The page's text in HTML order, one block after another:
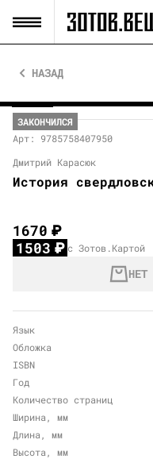
НАЗАД
ЗАКОНЧИЛСЯ
Арт: 9785758407950
Дмитрий Карасюк
История
1670₽
1503₽ с Зотов.Картой
НЕТ
Язык
Обложка
ISBN
Год
Количество страниц
Ширина, мм
Длина, мм
Высота, мм